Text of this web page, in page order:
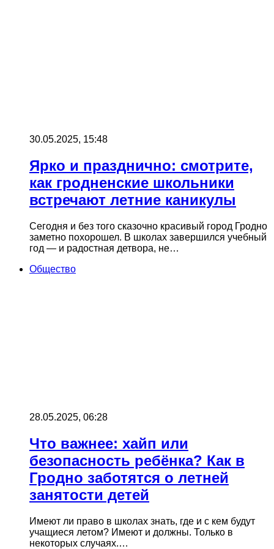
30.05.2025, 15:48
Ярко и празднично: смотрите,
как гродненские школьники
встречают летние каникулы
Сегодня и без того сказочно красивый город Гродно
заметно похорошел. В школах завершился учебный
год — и радостная детвора, не…
Общество
28.05.2025, 06:28
Что важнее: хайп или
безопасность ребёнка? Как в
Гродно заботятся о летней
занятости детей
Имеют ли право в школах знать, где и с кем будут
учащиеся летом? Имеют и должны. Только в
некоторых случаях.…